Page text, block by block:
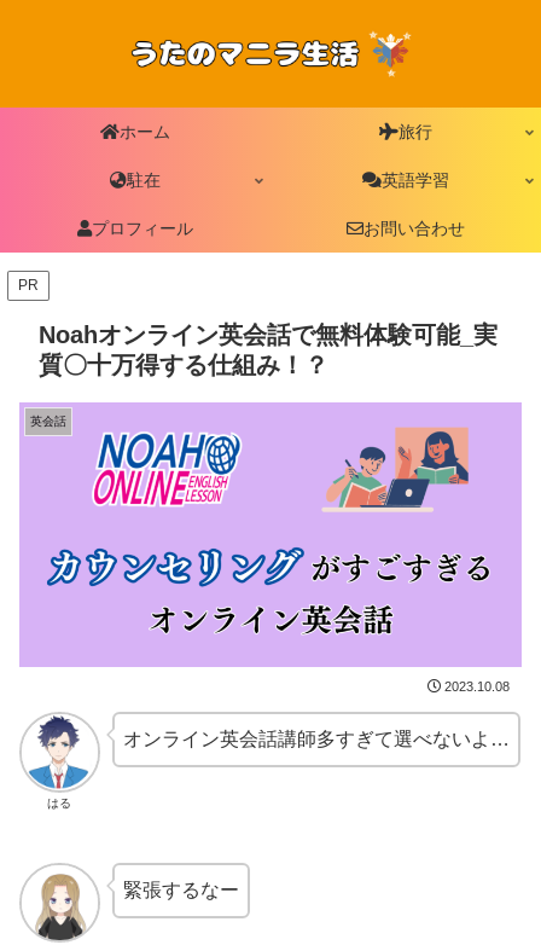
ホーム 旅行
駐在 英語学習
プロフィール お問い合わせ
PR
Noahオンライン英会話で無料体験可能_実
質〇十万得する仕組み！？
英会話
2023.10.08
はる
オンライン英会話講師多すぎて選べないよ…
緊張するなー